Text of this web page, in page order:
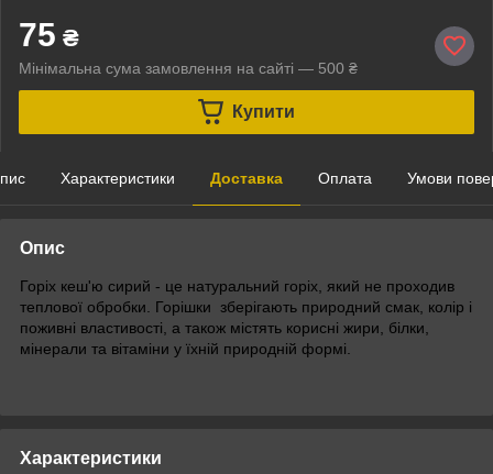
75 ₴
Мінімальна сума замовлення на сайті — 500 ₴
Купити
Характеристики Доставка Оплата Умови
Опис
Горіх кеш'ю сирий - це натуральний горіх, який не проходив
теплової обробки. Горішки зберігають природний смак, колір і
поживні властивості, а також містять корисні жири, білки,
мінерали та вітаміни у їхній природній формі.
Характеристики